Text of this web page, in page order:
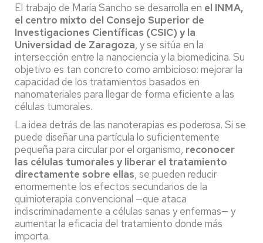
El trabajo de María Sancho se desarrolla en el INMA,
el centro mixto del Consejo Superior de
Investigaciones Científicas (CSIC) y la
Universidad de Zaragoza, y se sitúa en la
intersección entre la nanociencia y la biomedicina. Su
objetivo es tan concreto como ambicioso: mejorar la
capacidad de los tratamientos basados en
nanomateriales para llegar de forma eficiente a las
células tumorales.
La idea detrás de las nanoterapias es poderosa. Si se
puede diseñar una partícula lo suficientemente
pequeña para circular por el organismo, reconocer
las células tumorales y liberar el tratamiento
directamente sobre ellas, se pueden reducir
enormemente los efectos secundarios de la
quimioterapia convencional —que ataca
indiscriminadamente a células sanas y enfermas— y
aumentar la eficacia del tratamiento donde más
importa.